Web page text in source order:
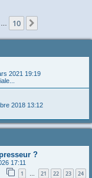
10
2021 19:19
2018 13:12
?
17:11
1 … 21 22 23 24